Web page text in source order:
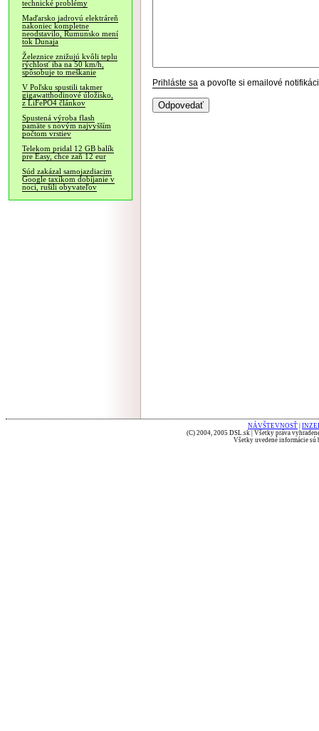
technické problémy
Maďarsko jadrovú elektráreň
nakoniec kompletne
neodstavilo, Rumunsko mení
tok Dunaja
Železnice znižujú kvôli teplu
rýchlosť iba na 50 km/h,
spôsobuje to meškanie
V Poľsku spustili takmer
gigawatthodinové úložisko,
z LiFePO4 článkov
Spustená výroba flash
pamäte s novým najvyšším
počtom vrstiev
Telekom pridal 12 GB balík
pre Easy, chce zaň 12 eur
Súd zakázal samojazdiacim
Google taxíkom dobíjanie v
noci, rušili obyvateľov
Prihláste sa a povoľte si emailové
NÁVŠTEVNOSŤ
(C) 2004, 2005 DSL.sk | Všetky práva
Všetky uvedené informácie sú